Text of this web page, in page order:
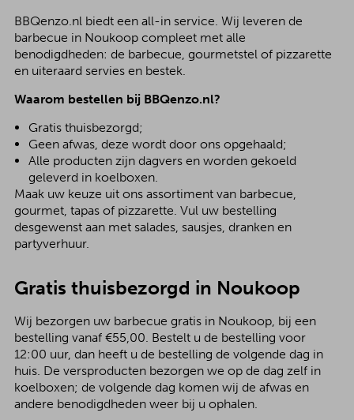
BBQenzo.nl biedt een all-in service. Wij leveren de
barbecue in Noukoop compleet met alle
benodigdheden: de barbecue, gourmetstel of pizzarette
en uiteraard servies en bestek.
Waarom bestellen bij BBQenzo.nl?
Gratis thuisbezorgd;
Geen afwas, deze wordt door ons opgehaald;
Alle producten zijn dagvers en worden gekoeld
geleverd in koelboxen.
Maak uw keuze uit ons assortiment van barbecue,
gourmet, tapas of pizzarette. Vul uw bestelling
desgewenst aan met salades, sausjes, dranken en
partyverhuur.
Gratis thuisbezorgd in Noukoop
Wij bezorgen uw barbecue gratis in Noukoop, bij een
bestelling vanaf €55,00. Bestelt u de bestelling voor
12:00 uur, dan heeft u de bestelling de volgende dag in
huis. De versproducten bezorgen we op de dag zelf in
koelboxen; de volgende dag komen wij de afwas en
andere benodigdheden weer bij u ophalen.